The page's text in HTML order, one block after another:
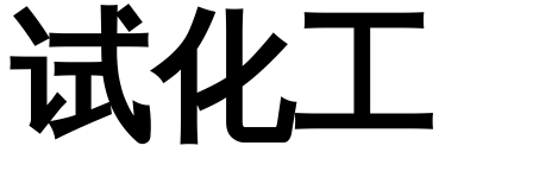
试化工